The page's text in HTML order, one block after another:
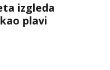
izgleda
plavi